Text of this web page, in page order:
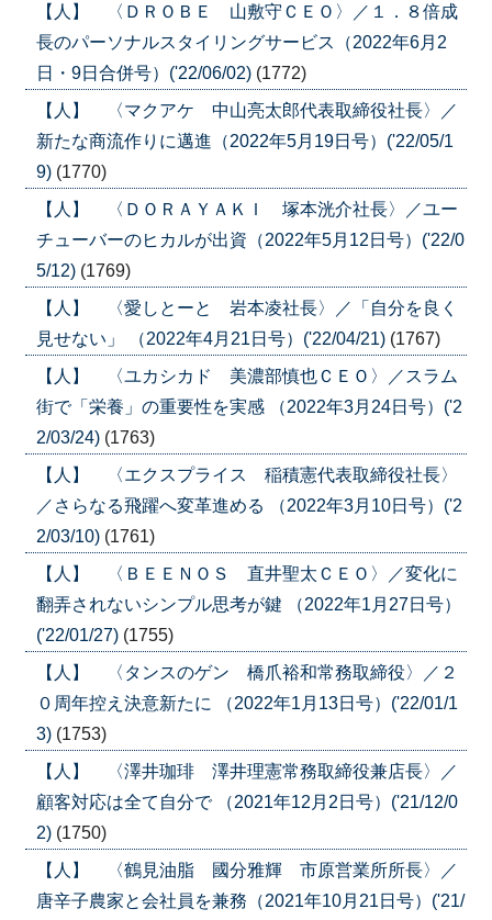
【人】 〈ＤＲＯＢＥ 山敷守ＣＥＯ〉／１．８倍成
長のパーソナルスタイリングサービス（2022年6月2
日・9日合併号）('22/06/02) (1772)
【人】 〈マクアケ 中山亮太郎代表取締役社長〉／
新たな商流作りに邁進（2022年5月19日号）('22/05/1
9) (1770)
【人】 〈ＤＯＲＡＹＡＫＩ 塚本洸介社長〉／ユー
チューバーのヒカルが出資（2022年5月12日号）('22/0
5/12) (1769)
【人】 〈愛しとーと 岩本凌社長〉／「自分を良く
見せない」 （2022年4月21日号）('22/04/21) (1767)
【人】 〈ユカシカド 美濃部慎也ＣＥＯ〉／スラム
街で「栄養」の重要性を実感 （2022年3月24日号）('2
2/03/24) (1763)
【人】 〈エクスプライス 稲積憲代表取締役社長〉
／さらなる飛躍へ変革進める （2022年3月10日号）('2
2/03/10) (1761)
【人】 〈ＢＥＥＮＯＳ 直井聖太ＣＥＯ〉／変化に
翻弄されないシンプル思考が鍵 （2022年1月27日号）
('22/01/27) (1755)
【人】 〈タンスのゲン 橋爪裕和常務取締役〉／２
０周年控え決意新たに （2022年1月13日号）('22/01/1
3) (1753)
【人】 〈澤井珈琲 澤井理憲常務取締役兼店長〉／
顧客対応は全て自分で （2021年12月2日号）('21/12/0
2) (1750)
【人】 〈鶴見油脂 國分雅輝 市原営業所所長〉／
唐辛子農家と会社員を兼務（2021年10月21日号）('21/